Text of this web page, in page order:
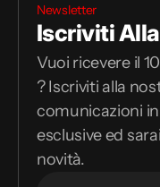
Newsletter
Iscriviti
Vuoi ricevere il
? Iscriviti alla
comunicazioni
esclusive ed
novità.